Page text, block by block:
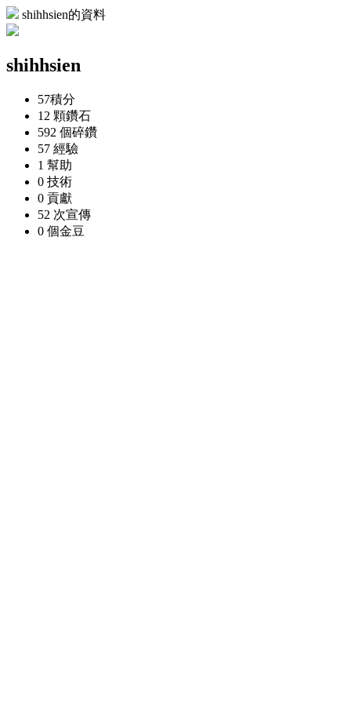
shihhsien的資料
shihhsien
57積分
12 顆鑽石
592 個碎鑽
57 經驗
1 幫助
0 技術
0 貢獻
52 次宣傳
0 個金豆